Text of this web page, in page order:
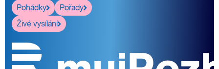
Pohádky
Pořady
Živé vysílání